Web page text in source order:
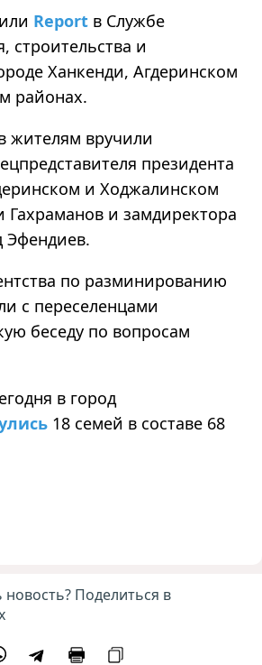
Report в Службе
строительства и
Ханкенди, Агдеринском
районах.
жителям вручили
президента
и Ходжалинском
Гахраманов и замдиректора
по разминированию
с переселенцами
беседу по вопросам
в город
18 семей в составе 68
Поделиться в